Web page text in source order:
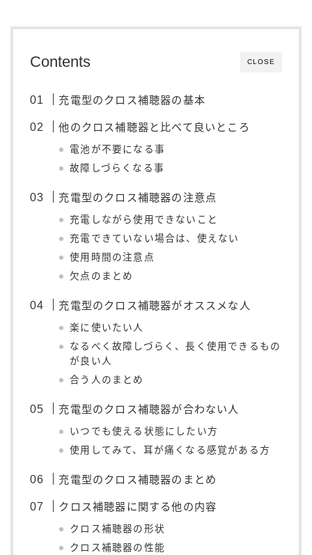
CLOSE
Contents
充電型のクロス補聴器の基本
他のクロス補聴器と比べて良いところ
電池が不要になる事
故障しづらくなる事
充電型のクロス補聴器の注意点
充電しながら使用できないこと
充電できていない場合は、使えない
使用時間の注意点
欠点のまとめ
充電型のクロス補聴器がオススメな人
楽に使いたい人
なるべく故障しづらく、長く使用できるもの
が良い人
合う人のまとめ
充電型のクロス補聴器が合わない人
いつでも使える状態にしたい方
使用してみて、耳が痛くなる感覚がある方
充電型のクロス補聴器のまとめ
クロス補聴器に関する他の内容
クロス補聴器の形状
クロス補聴器の性能